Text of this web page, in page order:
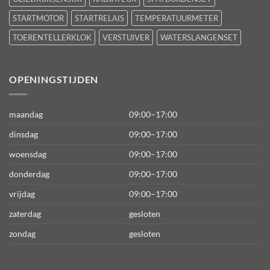
STARTMOTOR
STARTRELAIS
TEMPERATUURMETER
TOERENTELLERKLOK
VERSTUIVER WATERSLANGENSET
OPENINGSTIJDEN
maandag
09:00–17:00
dinsdag
09:00–17:00
woensdag
09:00–17:00
donderdag
09:00–17:00
vrijdag
09:00–17:00
zaterdag
gesloten
zondag
gesloten